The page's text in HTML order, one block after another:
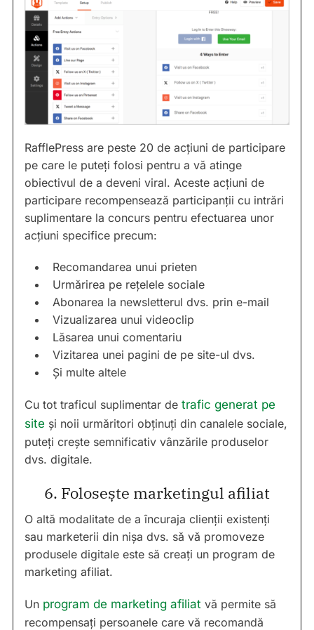
RafflePress are peste 20 de acțiuni de participare
pe care le puteți folosi pentru a vă atinge
obiectivul de a deveni viral. Aceste acțiuni de
participare recompensează participanții cu intrări
suplimentare la concurs pentru efectuarea unor
acțiuni specifice precum:
Recomandarea unui prieten
Urmărirea pe rețelele sociale
Abonarea la newsletterul dvs. prin e-mail
Vizualizarea unui videoclip
Lăsarea unui comentariu
Vizitarea unei pagini de pe site-ul dvs.
Și multe altele
Cu tot traficul suplimentar de trafic generat pe
site și noii urmăritori obținuți din canalele sociale,
puteți crește semnificativ vânzările produselor
dvs. digitale.
6. Folosește marketingul afiliat
O altă modalitate de a încuraja clienții existenți
sau marketerii din nișa dvs. să vă promoveze
produsele digitale este să creați un program de
marketing afiliat.
Un program de marketing afiliat vă permite să
recompensați persoanele care vă recomandă